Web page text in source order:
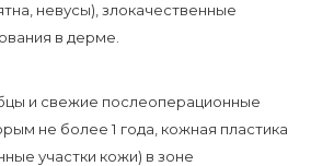
невусы), злокачественные
в дерме.
и свежие послеоперационные
не более 1 года, кожная пластика
участки кожи) в зоне